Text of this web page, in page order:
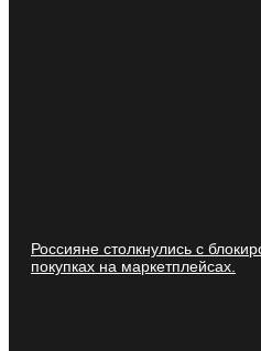
Россияне столкнулись с
покупках на маркетплейсах.